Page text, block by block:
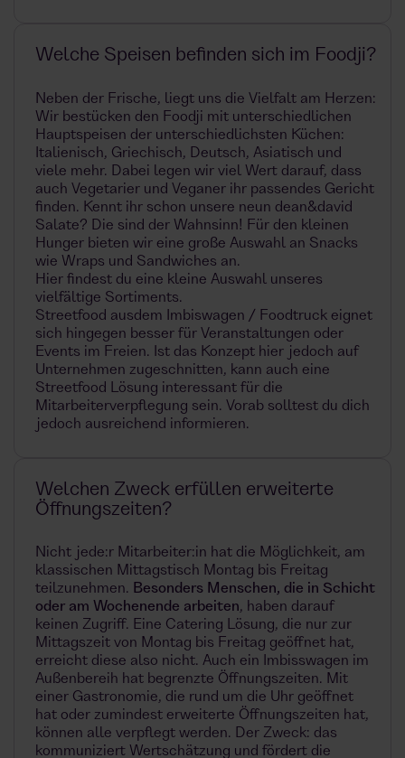
Welche Speisen befinden sich im Foodji?
Neben der Frische, liegt uns die Vielfalt am Herzen:
Wir bestücken den Foodji mit unterschiedlichen
Hauptspeisen der unterschiedlichsten Küchen:
Italienisch, Griechisch, Deutsch, Asiatisch und
viele mehr. Dabei legen wir viel Wert darauf, dass
auch Vegetarier und Veganer ihr passendes Gericht
finden. Kennt ihr schon unsere neun dean&david
Salate? Die sind der Wahnsinn! Für den kleinen
Hunger bieten wir eine große Auswahl an Snacks
wie Wraps und Sandwiches an.
Hier findest du eine kleine Auswahl unseres
vielfältige Sortiments.
Streetfood ausdem Imbiswagen / Foodtruck eignet
sich hingegen besser für Veranstaltungen oder
Events im Freien. Ist das Konzept hier jedoch auf
Unternehmen zugeschnitten, kann auch eine
Streetfood Lösung interessant für die
Mitarbeiterverpflegung sein. Vorab solltest du dich
jedoch ausreichend informieren.
Welchen Zweck erfüllen erweiterte
Öffnungszeiten?
Nicht jede:r Mitarbeiter:in hat die Möglichkeit, am
klassischen Mittagstisch Montag bis Freitag
teilzunehmen. Besonders Menschen, die in Schicht
oder am Wochenende arbeiten, haben darauf
keinen Zugriff. Eine Catering Lösung, die nur zur
Mittagszeit von Montag bis Freitag geöffnet hat,
erreicht diese also nicht. Auch ein Imbisswagen im
Außenbereih hat begrenzte Öffnungszeiten. Mit
einer Gastronomie, die rund um die Uhr geöffnet
hat oder zumindest erweiterte Öffnungszeiten hat,
können alle verpflegt werden. Der Zweck: das
kommuniziert Wertschätzung und fördert die